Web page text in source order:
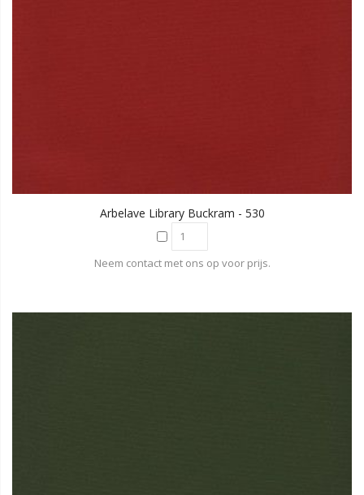
Arbelave Library Buckram - 530
Neem contact met ons op voor prijs.